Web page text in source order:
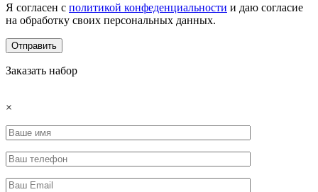
Я согласен с политикой конфеденциальности и даю согласие
на обработку своих персональных данных.
Заказать набор
×